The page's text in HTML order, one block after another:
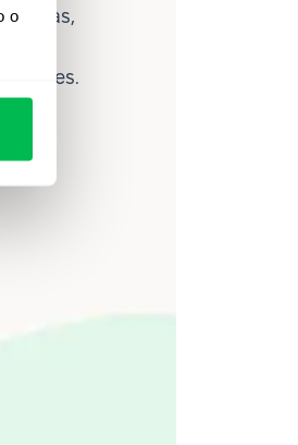
o
a
al mes.